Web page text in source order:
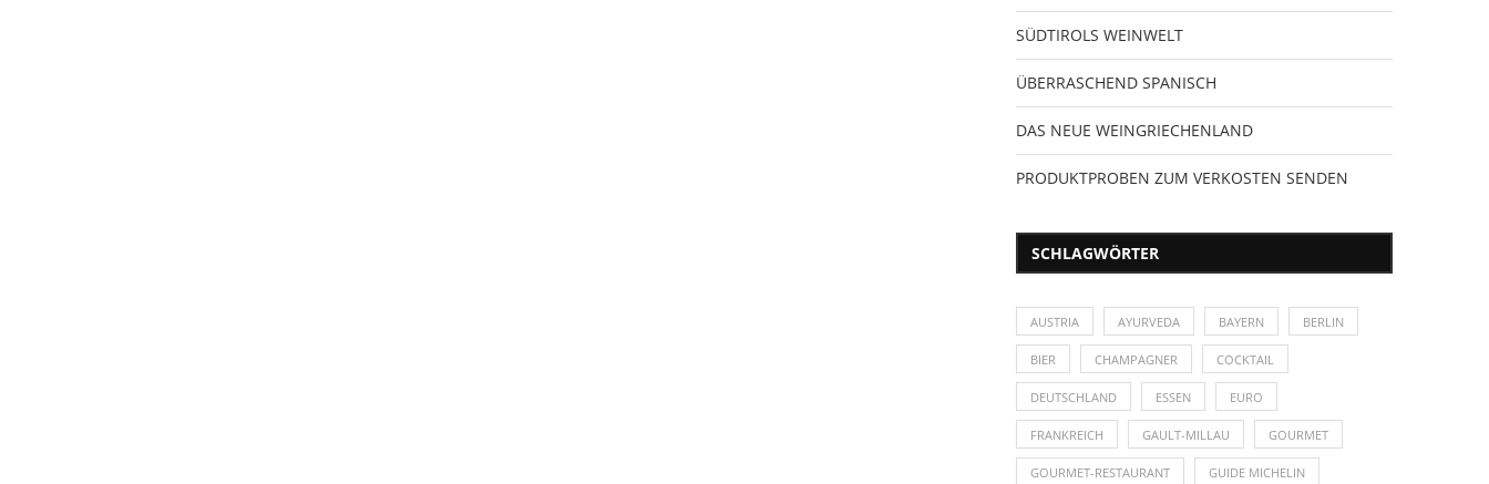
SÜDTIROLS WEINWELT
ÜBERRASCHEND SPANISCH
DAS NEUE WEINGRIECHENLAND
PRODUKTPROBEN ZUM VERKOSTEN SENDEN
SCHLAGWÖRTER
AUSTRIA AYURVEDA BAYERN BERLIN
BIER CHAMPAGNER COCKTAIL
DEUTSCHLAND ESSEN EURO
FRANKREICH GAULT-MILLAU GOURMET
GOURMET-RESTAURANT GUIDE MICHELIN